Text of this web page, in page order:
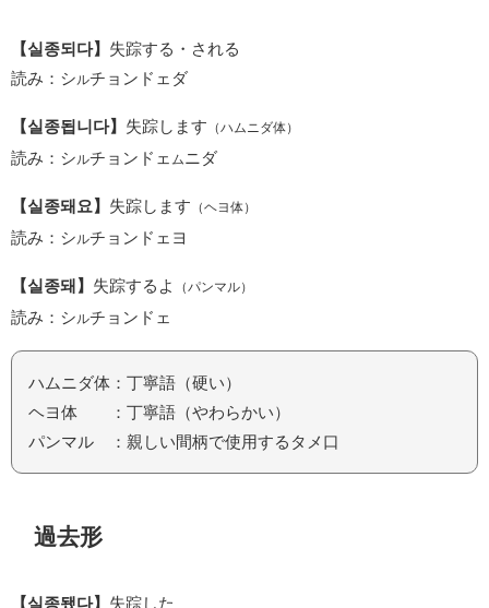
【실종되다】 失踪する・される
読み：シ ルチョンドェダ
【실종됩니다】 失踪します （ハムニダ体）
読み：シ ルチョンドェ ムニダ
【실종돼요】 失踪します （ヘヨ体）
読み：シ ルチョンドェヨ
【실종돼】 失踪するよ （パンマル）
読み：シ ルチョンドェ
ハムニダ体：丁寧語（硬い）
ヘヨ体 ：丁寧語（やわらかい）
パンマル ：親しい間柄で使用するタメ口
過去形
【실종됐다】 失踪した